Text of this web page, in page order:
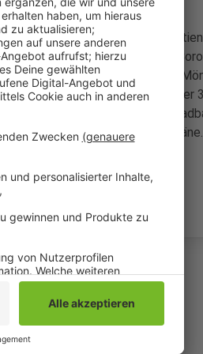
die Zahl der geheilten
sind bei uns 10 weitere
16 Menschen, die in
seit Anfang März bei uns über
an dem Virus in
Moment in häuslicher Quarantäne.